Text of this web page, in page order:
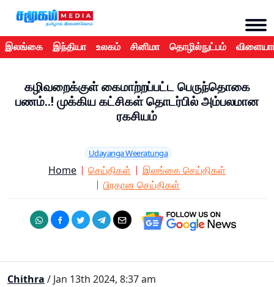
இலங்கை இந்தியா உலகம் சினிமா தொழில்நுட்பம்
கழிவறைக்குள் கைமாற்றப்பட்ட பெருந்தொகை
பணம்..! முக்கிய கட்சிகள் தொடர்பில் அம்பலமான
ரகசியம்
Udayanga Weeratunga
Home செய்திகள்
இலங்கை செய்திகள்
பிரதான செய்திகள்
Chithra / Jan 13th 2024, 8:37 am